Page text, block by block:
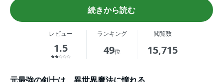
続きから読む
レビュー ランキング 閲覧数
1.5 49位 15,715